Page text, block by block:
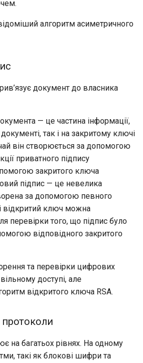
алгоритм асиметричного
документ до власника
— це частина інформації,
так і на закритому ключі
він створюється за допомогою
приватного підпису
закритого ключа
підпис — це невелика
за допомогою певного
відкритий ключ можна
перевірки того, що підпис було
відповідного закритого
та перевірки цифрових
доступі, але
відкритого ключа RSA.
протоколи
на багатьох рівнях. На одному
такі як блокові шифри та